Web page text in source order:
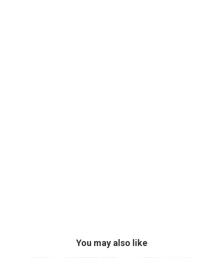
You may also like